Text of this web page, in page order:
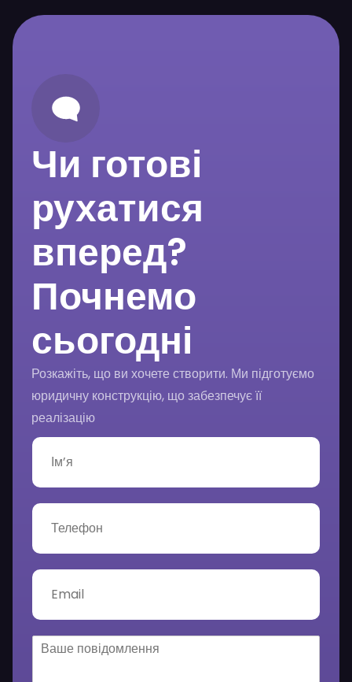
Чи готові
рухатися
вперед?
Почнемо
сьогодні
Розкажіть, що ви хочете створити. Ми підготуємо
юридичну конструкцію, що забезпечує її
реалізацію
І
я
*
Т
е
ф
*
E
lВ